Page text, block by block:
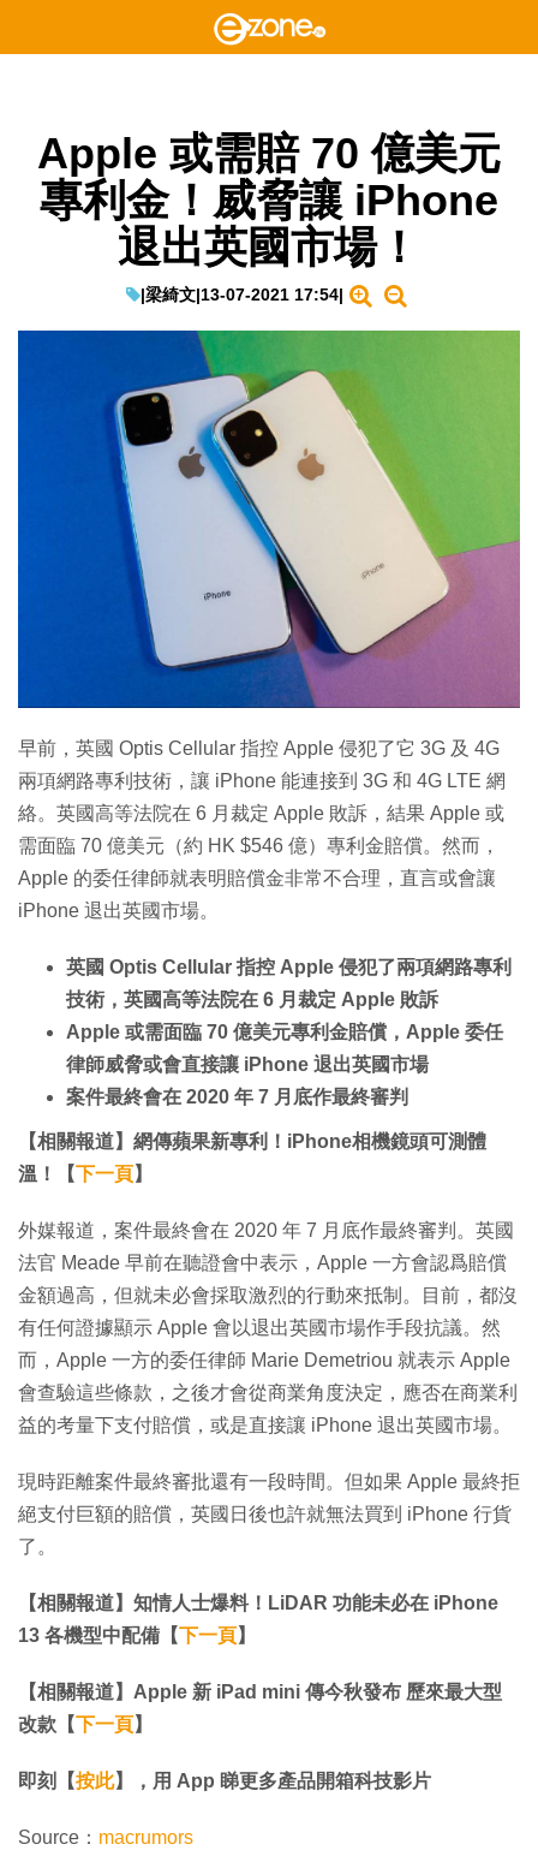
Apple 或需賠 70 億美元
專利金！威脅讓 iPhone
退出英國市場！
|梁綺文|13-07-2021 17:54|
早前，英國 Optis Cellular 指控 Apple 侵犯了它 3G 及 4G
兩項網路專利技術，讓 iPhone 能連接到 3G 和 4G LTE 網
絡。英國高等法院在 6 月裁定 Apple 敗訴，結果 Apple 或
需面臨 70 億美元（約 HK $546 億）專利金賠償。然而，
Apple 的委任律師就表明賠償金非常不合理，直言或會讓
iPhone 退出英國市場。
英國 Optis Cellular 指控 Apple 侵犯了兩項網路專利
技術，英國高等法院在 6 月裁定 Apple 敗訴
Apple 或需面臨 70 億美元專利金賠償，Apple 委任
律師威脅或會直接讓 iPhone 退出英國市場
案件最終會在 2020 年 7 月底作最終審判
【相關報道】網傳蘋果新專利！iPhone相機鏡頭可測體
溫！【下一頁】
外媒報道，案件最終會在 2020 年 7 月底作最終審判。英國
法官 Meade 早前在聽證會中表示，Apple 一方會認爲賠償
金額過高，但就未必會採取激烈的行動來抵制。目前，都沒
有任何證據顯示 Apple 會以退出英國市場作手段抗議。然
而，Apple 一方的委任律師 Marie Demetriou 就表示 Apple
會查驗這些條款，之後才會從商業角度決定，應否在商業利
益的考量下支付賠償，或是直接讓 iPhone 退出英國市場。
現時距離案件最終審批還有一段時間。但如果 Apple 最終拒
絕支付巨額的賠償，英國日後也許就無法買到 iPhone 行貨
了。
【相關報道】知情人士爆料！LiDAR 功能未必在 iPhone
13 各機型中配備【下一頁】
【相關報道】Apple 新 iPad mini 傳今秋發布 歷來最大型
改款【下一頁】
即刻【按此】，用 App 睇更多產品開箱科技影片
Source： macrumors